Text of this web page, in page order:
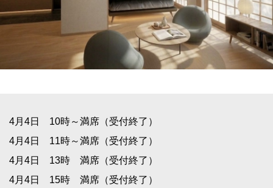
4月4日 10時～満席（受付終了）
4月4日 11時～満席（受付終了）
4月4日 13時 満席（受付終了）
4月4日 15時 満席（受付終了）